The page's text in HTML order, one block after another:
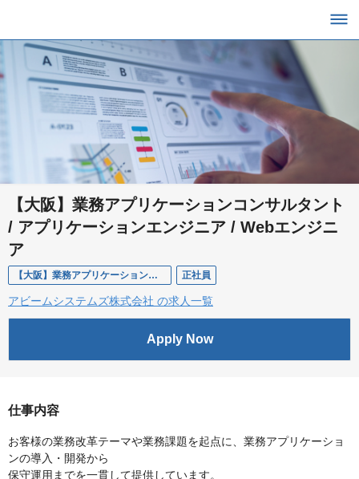
【大阪】業務アプリケーションコンサルタント
/ アプリケーションエンジニア / Webエンジニ
ア
【大阪】業務アプリケーションコンサルタント / アプリケーションエンジニア / Webエンジニア 正社員
アビームシステムズ株式会社 の求人一覧
Apply Now
仕事内容
お客様の業務改革テーマや業務課題を起点に、業務アプリケーショ
ンの導入・開発から
保守運用までを一貫して提供しています。